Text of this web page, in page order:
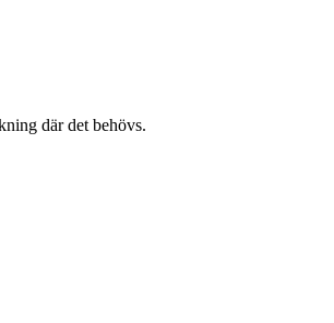
där det behövs.